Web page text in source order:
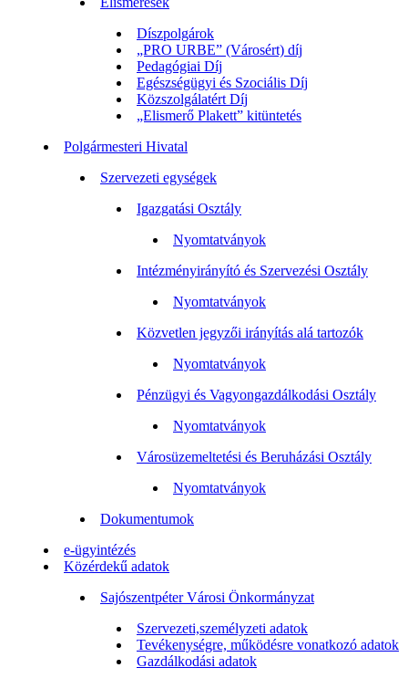
Díszpolgárok
„PRO URBE” (Városért) díj
Pedagógiai Díj
Egészségügyi és Szociális Díj
Közszolgálatért Díj
„Elismerő Plakett” kitüntetés
Polgármesteri Hivatal
Szervezeti egységek
Igazgatási Osztály
Nyomtatványok
Intézményirányító és Szervezési Osztály
Nyomtatványok
Közvetlen jegyzői irányítás alá tartozók
Nyomtatványok
Pénzügyi és Vagyongazdálkodási Osztály
Nyomtatványok
Városüzemeltetési és Beruházási Osztály
Nyomtatványok
Dokumentumok
e-ügyintézés
Közérdekű adatok
Sajószentpéter Városi Önkormányzat
Szervezeti,személyzeti adatok
Tevékenységre, működésre vonatkozó adatok
Gazdálkodási adatok